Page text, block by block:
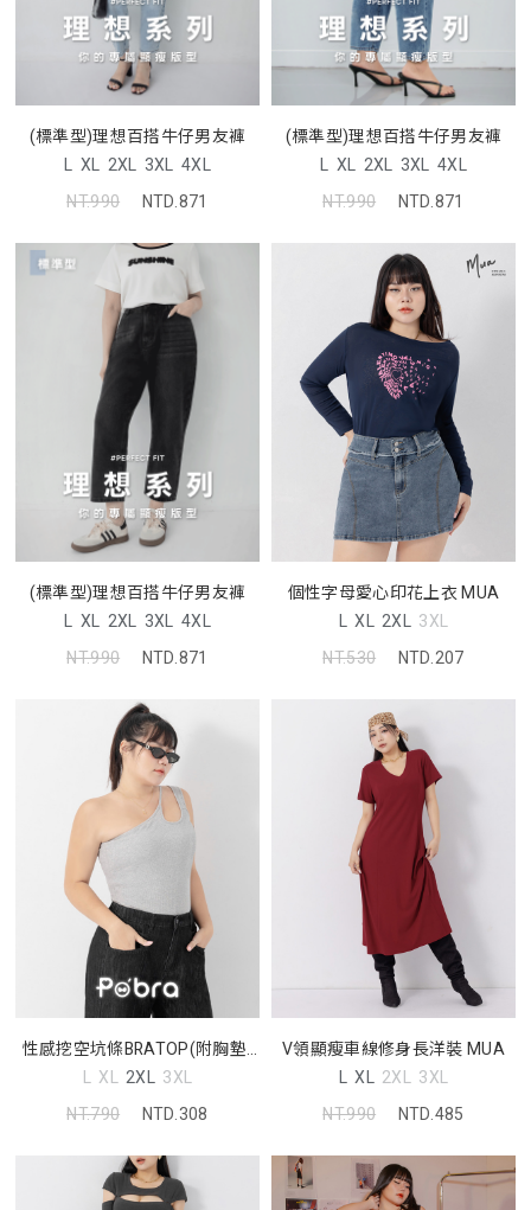
(標準型)理想百搭牛仔男友褲
L XL 2XL 3XL 4XL
NT.990
NTD.871
(標準型)理想百搭牛仔男友褲
L XL 2XL 3XL 4XL
NT.990
NTD.871
(標準型)理想百搭牛仔男友褲
L XL 2XL 3XL 4XL
NT.990
NTD.871
個性字母愛心印花上衣 MUA
L XL 2XL 3XL
NT.530
NTD.207
性感挖空坑條BRATOP(附胸墊)
Pobra
L XL 2XL 3XL
NT.790
NTD.308
V領顯瘦車線修身長洋裝 MUA
L XL 2XL 3XL
NT.990
NTD.485